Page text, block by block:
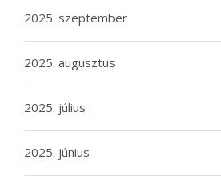
2025. szeptember
2025. augusztus
2025. július
2025. június